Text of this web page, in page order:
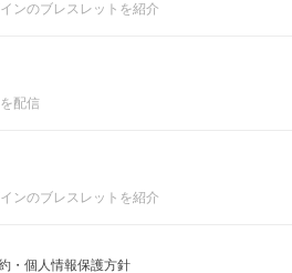
ンのブレスレットを紹介
配信
ンのブレスレットを紹介
・個人情報保護方針